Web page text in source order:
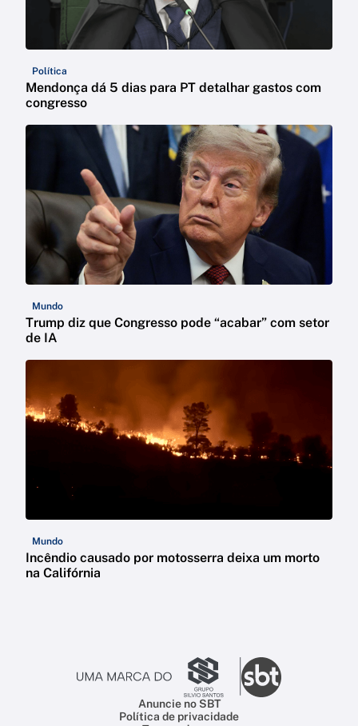
Política
Mendonça dá 5 dias para PT detalhar gastos com
congresso
Mundo
Trump diz que Congresso pode “acabar” com setor
de IA
Mundo
Incêndio causado por motosserra deixa um morto
na Califórnia
Anuncie no SBT
Política de privacidade